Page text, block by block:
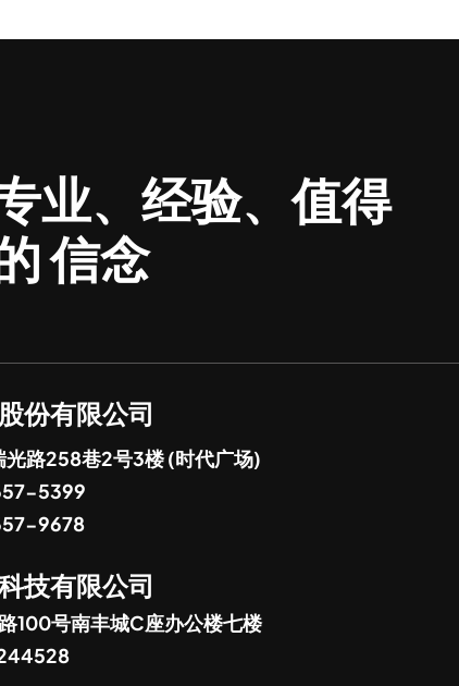
业、经验、值得
信念
份有限公司
光路258巷2号3楼 (时代广场)
5399
9678
技有限公司
100号南丰城C座办公楼七楼